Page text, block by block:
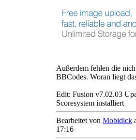
Außerdem fehlen die
BBCodes. Woran liegt
Edit: Fusion v7.02.03
Scoresystem installiert
Bearbeitet von Mobidick
17:16